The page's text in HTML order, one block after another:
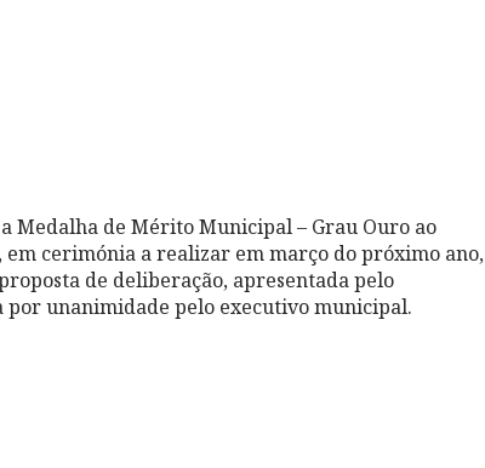
Medalha de Mérito Municipal – Grau Ouro ao
em cerimónia a realizar em março do próximo ano,
de deliberação, apresentada pelo
por unanimidade pelo executivo municipal.